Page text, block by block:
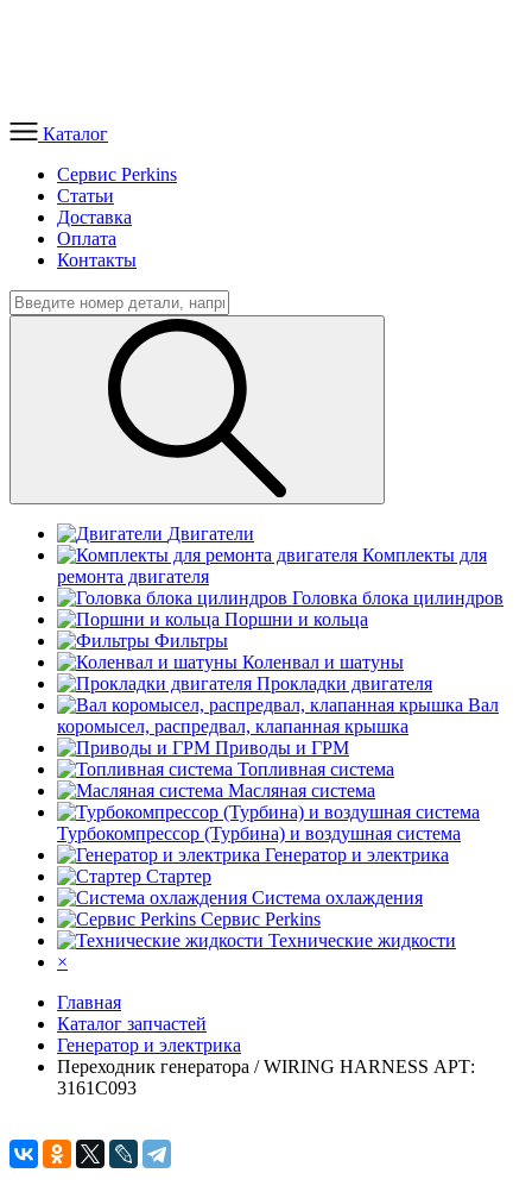
Каталог
Сервис Perkins
Статьи
Доставка
Оплата
Контакты
Двигатели
Комплекты для
ремонта двигателя
Головка блока цилиндров
Поршни и кольца
Фильтры
Коленвал и шатуны
Прокладки двигателя
Вал
коромысел, распредвал, клапанная крышка
Приводы и ГРМ
Топливная система
Масляная система
Турбокомпрессор (Турбина) и воздушная система
Генератор и электрика
Стартер
Система охлаждения
Сервис Perkins
Технические жидкости
×
Главная
Каталог запчастей
Генератор и электрика
Переходник генератора / WIRING HARNESS АРТ:
3161C093